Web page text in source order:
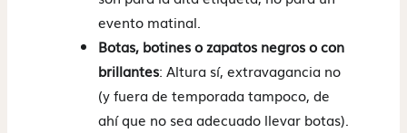
evento matinal.
Botas, botines o zapatos negros o con
brillantes: Altura sí, extravagancia no
(y fuera de temporada tampoco, de
ahí que no sea adecuado llevar botas).